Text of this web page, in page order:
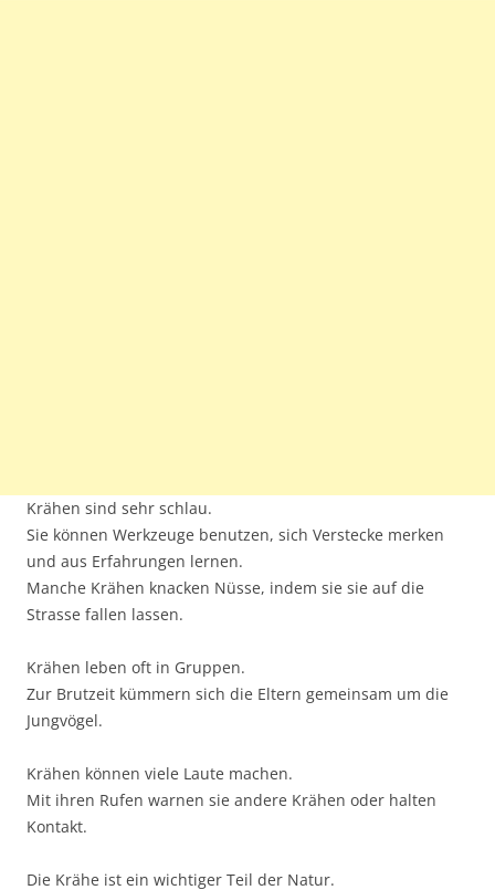
Krähen sind sehr schlau.
Sie können Werkzeuge benutzen, sich Verstecke merken
und aus Erfahrungen lernen.
Manche Krähen knacken Nüsse, indem sie sie auf die
Strasse fallen lassen.
Krähen leben oft in Gruppen.
Zur Brutzeit kümmern sich die Eltern gemeinsam um die
Jungvögel.
Krähen können viele Laute machen.
Mit ihren Rufen warnen sie andere Krähen oder halten
Kontakt.
Die Krähe ist ein wichtiger Teil der Natur.